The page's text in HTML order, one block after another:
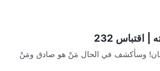
232
وسأكشف في الحال مَنْ هو صادق ومَنْ